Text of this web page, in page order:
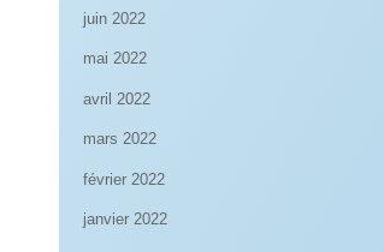
juin 2022
mai 2022
avril 2022
mars 2022
février 2022
janvier 2022